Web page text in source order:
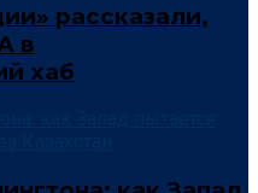
рассказали,
в
хаб